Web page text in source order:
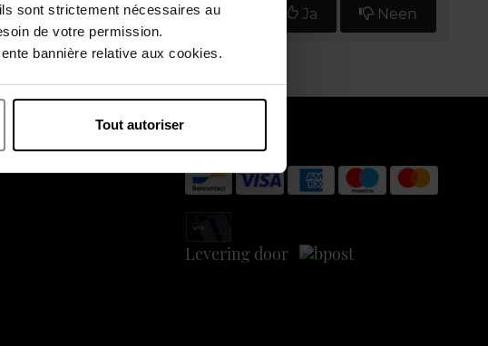
sont strictement nécessaires au
de votre permission.
bannière relative aux cookies.
Tout autoriser
Vind u deze mening nuttig? Ja Neen
Levering door